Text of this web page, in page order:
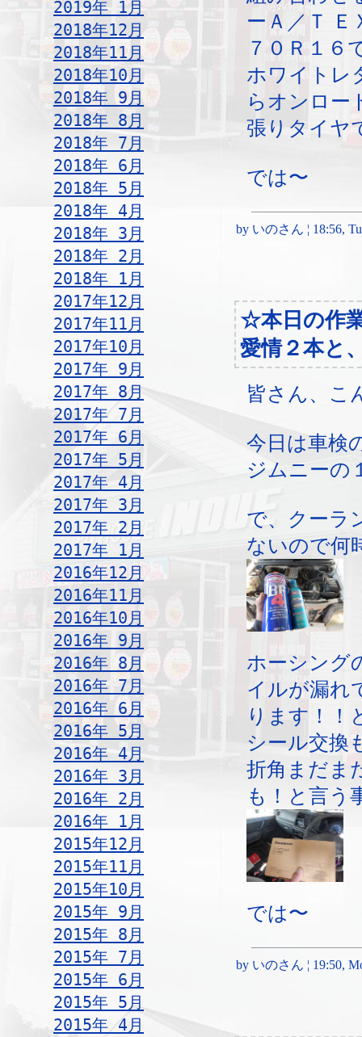
2019年 1月
2018年12月
2018年11月
2018年10月
2018年 9月
2018年 8月
2018年 7月
2018年 6月
2018年 5月
2018年 4月
2018年 3月
2018年 2月
2018年 1月
2017年12月
2017年11月
2017年10月
2017年 9月
2017年 8月
2017年 7月
2017年 6月
2017年 5月
2017年 4月
2017年 3月
2017年 2月
2017年 1月
2016年12月
2016年11月
2016年10月
2016年 9月
2016年 8月
2016年 7月
2016年 6月
2016年 5月
2016年 4月
2016年 3月
2016年 2月
2016年 1月
2015年12月
2015年11月
2015年10月
2015年 9月
2015年 8月
2015年 7月
2015年 6月
2015年 5月
2015年 4月
ーＡ／Ｔ Ｅ
７０Ｒ１６
ホワイトレ
らオンロー
張りタイヤ
では〜
by いのさん ¦ 18:56,
☆本日の作
愛情２本と
皆さん、こ
今日は車検
ジムニーの
で、クーラ
ないので何
ホーシング
イルが漏れ
ります！！
シール交換
折角まだま
も！と言う
では〜
by いのさん ¦ 19:50,